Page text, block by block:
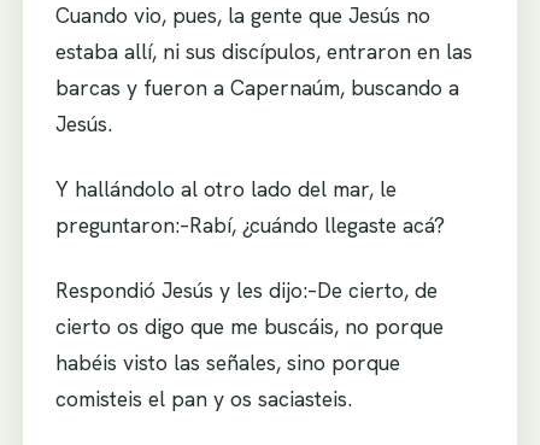
Cuando vio, pues, la gente que Jesús no
estaba allí, ni sus discípulos, entraron en las
barcas y fueron a Capernaúm, buscando a
Jesús.
Y hallándolo al otro lado del mar, le
preguntaron:–Rabí, ¿cuándo llegaste acá?
Respondió Jesús y les dijo:–De cierto, de
cierto os digo que me buscáis, no porque
habéis visto las señales, sino porque
comisteis el pan y os saciasteis.